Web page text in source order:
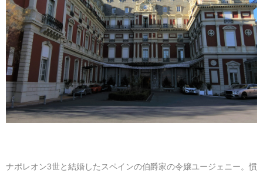
ナポレオン3世と結婚したスペインの伯爵家の令嬢ユージェニー。慣